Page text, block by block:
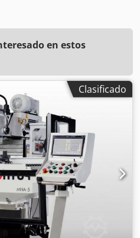
en estos
Clasificado